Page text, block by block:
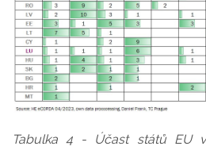
Tabulka 4 - Účast států EU v